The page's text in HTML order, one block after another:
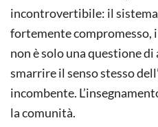
incontrovertibile: il
fortemente compromesso,
non è solo una questione
smarrire il senso stesso
incombente.
la comunità.